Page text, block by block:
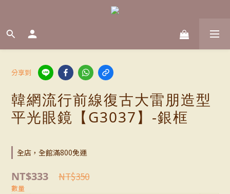
分享到
韓網流行前線復古大雷朋造型
平光眼鏡【G3037】-銀框
全店，全館滿800免運
NT$333 NT$350
數量